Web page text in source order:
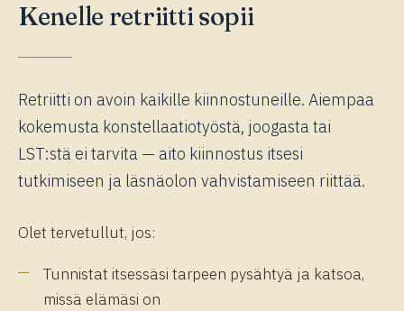
Kenelle retriitti sopii
Retriitti on avoin kaikille kiinnostuneille. Aiempaa
kokemusta konstellaatiotyöstä, joogasta tai
LST:stä ei tarvita — aito kiinnostus itsesi
tutkimiseen ja läsnäolon vahvistamiseen riittää.
Olet tervetullut, jos:
Tunnistat itsessäsi tarpeen pysähtyä ja katsoa,
missä elämäsi on